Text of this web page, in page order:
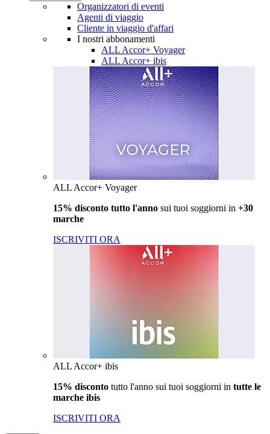
Organizzatori di eventi
Agenti di viaggio
Cliente in viaggio d'affari
I nostri abbonamenti
ALL Accor+ Voyager
ALL Accor+ ibis
ALL Accor+ Voyager
15% disconto tutto l'anno sui tuoi soggiorni in +30
marche
ISCRIVITI ORA
ALL Accor+ ibis
15% disconto tutto l'anno sui tuoi soggiorni in tutte le
marche ibis
ISCRIVITI ORA